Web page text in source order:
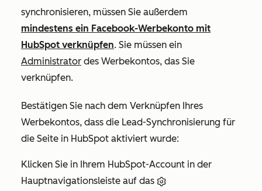
synchronisieren, müssen Sie außerdem
mindestens ein Facebook-Werbekonto mit
HubSpot verknüpfen. Sie müssen ein
Administrator des Werbekontos, das Sie
verknüpfen.
Bestätigen Sie nach dem Verknüpfen Ihres
Werbekontos, dass die Lead-Synchronisierung für
die Seite in HubSpot aktiviert wurde:
Klicken Sie in Ihrem HubSpot-Account in der
Hauptnavigationsleiste auf das